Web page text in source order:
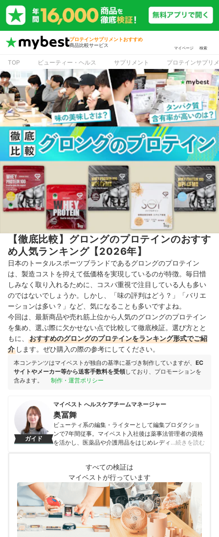
プロテインサプリメントおすすめ
商品比較サービス
マイページ 検索
TOP ビューティー・ヘルス サプリメント プロテインサプリ
【徹底比較】グロングのプロテインのおすす
め人気ランキング【2026年】
日本のトータルスポーツブランドであるグロングのプロテイン
は、製造コストを抑えて低価格を実現しているのが特徴。毎日惜
しみなく取り入れるために、コスパ重視で注目している人も多い
のではないでしょうか。しかし、「味の評判はどう？」「バリエ
ーションは多い？」など、気になることも多いですよね。
今回は、最新商品や売れ筋上位から人気のグロングのプロテイン
を集め、選ぶ際に欠かせない点で比較して徹底検証。選び方とと
もに、
おすすめのグロングのプロテインをランキング形式でご紹
介 します。ぜひ購入の際の参考にしてください。
本コンテンツはマイベストが独自の基準に基づき制作していますが、 EC
サイトやメーカー等から送客手数料を受領しており、プロモーションを
含みます。
制作・運営ポリシー
ガイド
マイベスト へルスケアチームマネージャー
奥冨舞
ビューティ系の編集・ライターとして編集プロダクショ
ンで7年間従事。マイベスト入社後は薬事法管理者の資格
を活かし、医薬品や介護用品をはじめレディースインナ
奥冨舞のプロフィール
…続きを読む
すべての検証は
マイベストが行っています